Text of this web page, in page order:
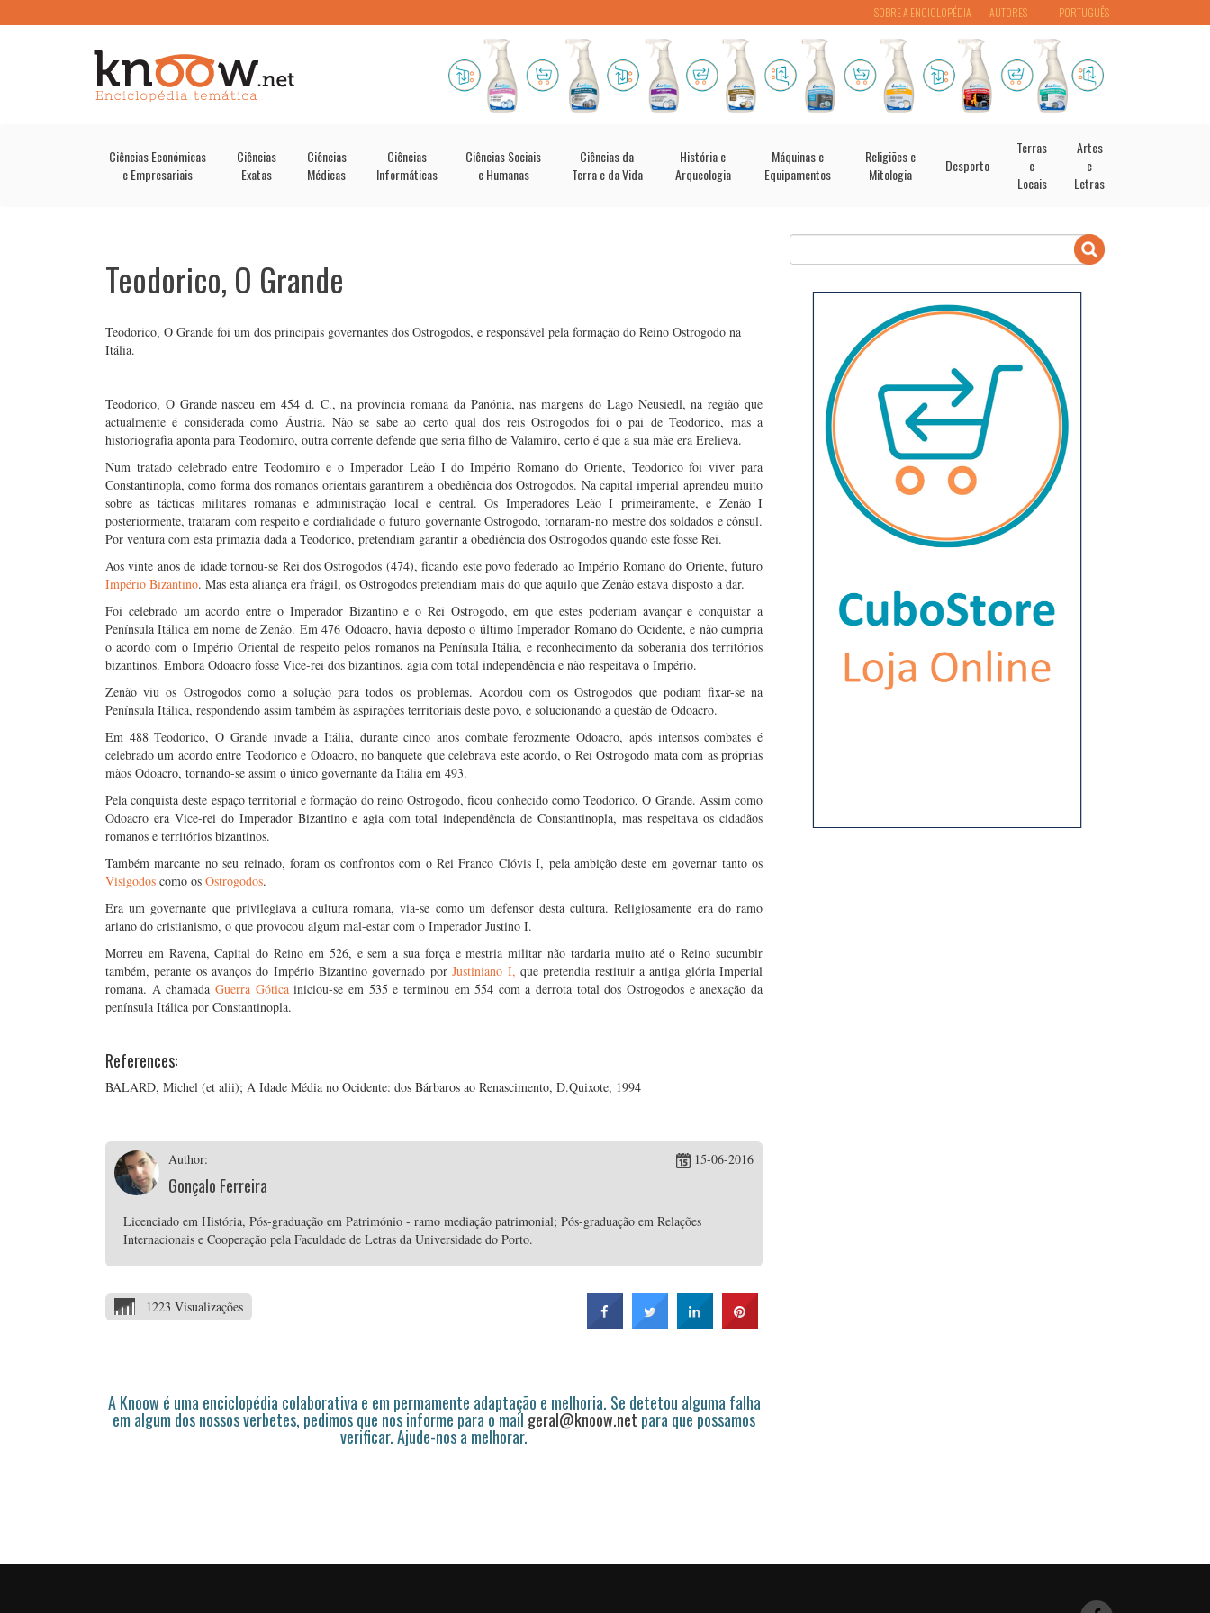
PORTUGUÊS
SOBRE A ENCICLOPÉDIA AUTORES
Ciências Económicas
e Empresariais
Ciências
Exatas
Ciências
Médicas
Ciências
Informáticas
Ciências Sociais
e Humanas
Ciências da
Terra e da Vida
História e
Arqueologia
Máquinas e
Equipamentos
Religiões e
Mitologia
Desporto
Terras
e
Locais
Artes
e
Letras
Teodorico, O Grande
Teodorico, O Grande foi um dos principais governantes dos Ostrogodos, e responsável pela formação do Reino Ostrogodo na
Itália.
Teodorico, O Grande nasceu em 454 d. C., na província romana da Panónia, nas margens do Lago Neusiedl, na região que
actualmente é considerada como Áustria. Não se sabe ao certo qual dos reis Ostrogodos foi o pai de Teodorico, mas a
historiografia aponta para Teodomiro, outra corrente defende que seria filho de Valamiro, certo é que a sua mãe era Erelieva.
Num tratado celebrado entre Teodomiro e o Imperador Leão I do Império Romano do Oriente, Teodorico foi viver para
Constantinopla, como forma dos romanos orientais garantirem a obediência dos Ostrogodos. Na capital imperial aprendeu muito
sobre as tácticas militares romanas e administração local e central. Os Imperadores Leão I primeiramente, e Zenão I
posteriormente, trataram com respeito e cordialidade o futuro governante Ostrogodo, tornaram-no mestre dos soldados e cônsul.
Por ventura com esta primazia dada a Teodorico, pretendiam garantir a obediência dos Ostrogodos quando este fosse Rei.
Aos vinte anos de idade tornou-se Rei dos Ostrogodos (474), ficando este povo federado ao Império Romano do Oriente, futuro
Império Bizantino. Mas esta aliança era frágil, os Ostrogodos pretendiam mais do que aquilo que Zenão estava disposto a dar.
Foi celebrado um acordo entre o Imperador Bizantino e o Rei Ostrogodo, em que estes poderiam avançar e conquistar a
Península Itálica em nome de Zenão. Em 476 Odoacro, havia deposto o último Imperador Romano do Ocidente, e não cumpria
o acordo com o Império Oriental de respeito pelos romanos na Península Itália, e reconhecimento da soberania dos territórios
bizantinos. Embora Odoacro fosse Vice-rei dos bizantinos, agia com total independência e não respeitava o Império.
Zenão viu os Ostrogodos como a solução para todos os problemas. Acordou com os Ostrogodos que podiam fixar-se na
Península Itálica, respondendo assim também às aspirações territoriais deste povo, e solucionando a questão de Odoacro.
Em 488 Teodorico, O Grande invade a Itália, durante cinco anos combate ferozmente Odoacro, após intensos combates é
celebrado um acordo entre Teodorico e Odoacro, no banquete que celebrava este acordo, o Rei Ostrogodo mata com as próprias
mãos Odoacro, tornando-se assim o único governante da Itália em 493.
Pela conquista deste espaço territorial e formação do reino Ostrogodo, ficou conhecido como Teodorico, O Grande. Assim como
Odoacro era Vice-rei do Imperador Bizantino e agia com total independência de Constantinopla, mas respeitava os cidadãos
romanos e territórios bizantinos.
Também marcante no seu reinado, foram os confrontos com o Rei Franco Clóvis I, pela ambição deste em governar tanto os
Visigodos como os Ostrogodos.
Era um governante que privilegiava a cultura romana, via-se como um defensor desta cultura. Religiosamente era do ramo
ariano do cristianismo, o que provocou algum mal-estar com o Imperador Justino I.
Morreu em Ravena, Capital do Reino em 526, e sem a sua força e mestria militar não tardaria muito até o Reino sucumbir
também, perante os avanços do Império Bizantino governado porJustiniano I, que pretendia restituir a antiga glória Imperial
romana. A chamada Guerra Góticainiciou-se em 535 e terminou em 554 com a derrota total dos Ostrogodos e anexação da
península Itálica por Constantinopla.
References:
BALARD, Michel (et alii); A Idade Média no Ocidente: dos Bárbaros ao Renascimento, D.Quixote, 1994
Author:
Gonçalo Ferreira
15-06-2016
Licenciado em História, Pós-graduação em Património - ramo mediação patrimonial; Pós-graduação em Relações
Internacionais e Cooperação pela Faculdade de Letras da Universidade do Porto.
1223 Visualizações
A Knoow é uma enciclopédia colaborativa e em permamente adaptação e melhoria. Se detetou alguma falha
em algum dos nossos verbetes, pedimos que nos informe para o mail geral@knoow.net para que possamos
verificar. Ajude-nos a melhorar.